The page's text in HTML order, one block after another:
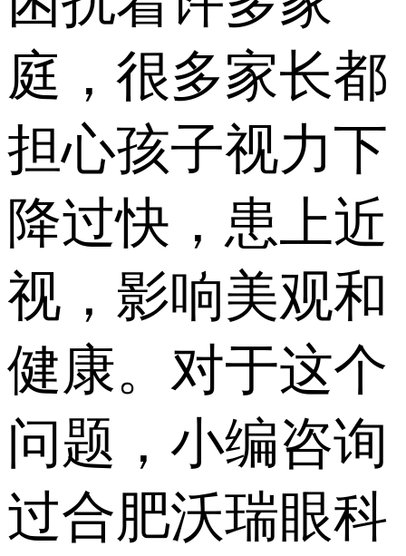
庭，很多家长都
担心孩子视力下
降过快，患上近
视，影响美观和
健康。对于这个
问题，小编咨询
过合肥沃瑞眼科